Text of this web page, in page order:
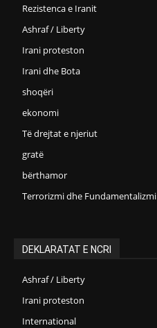
Rezistenca e Iranit
Ashraf / Liberty
Irani proteston
Irani dhe Bota
shoqëri
ekonomi
Të drejtat e njeriut
gratë
bërthamor
Terrorizmi dhe Fundamentalizmi
DEKLARATAT E NCRI
Ashraf / Liberty
Irani proteston
International